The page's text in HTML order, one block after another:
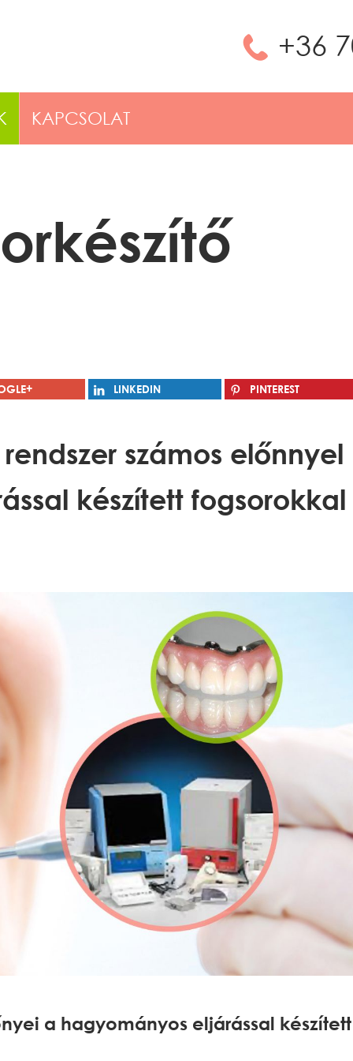
さ +36
KAPCSOLAT
➂ LINKEDIN ➞ PINTEREST
rendszer számos előnnyel
készített fogsorokkal
a hagyományos eljárással készített